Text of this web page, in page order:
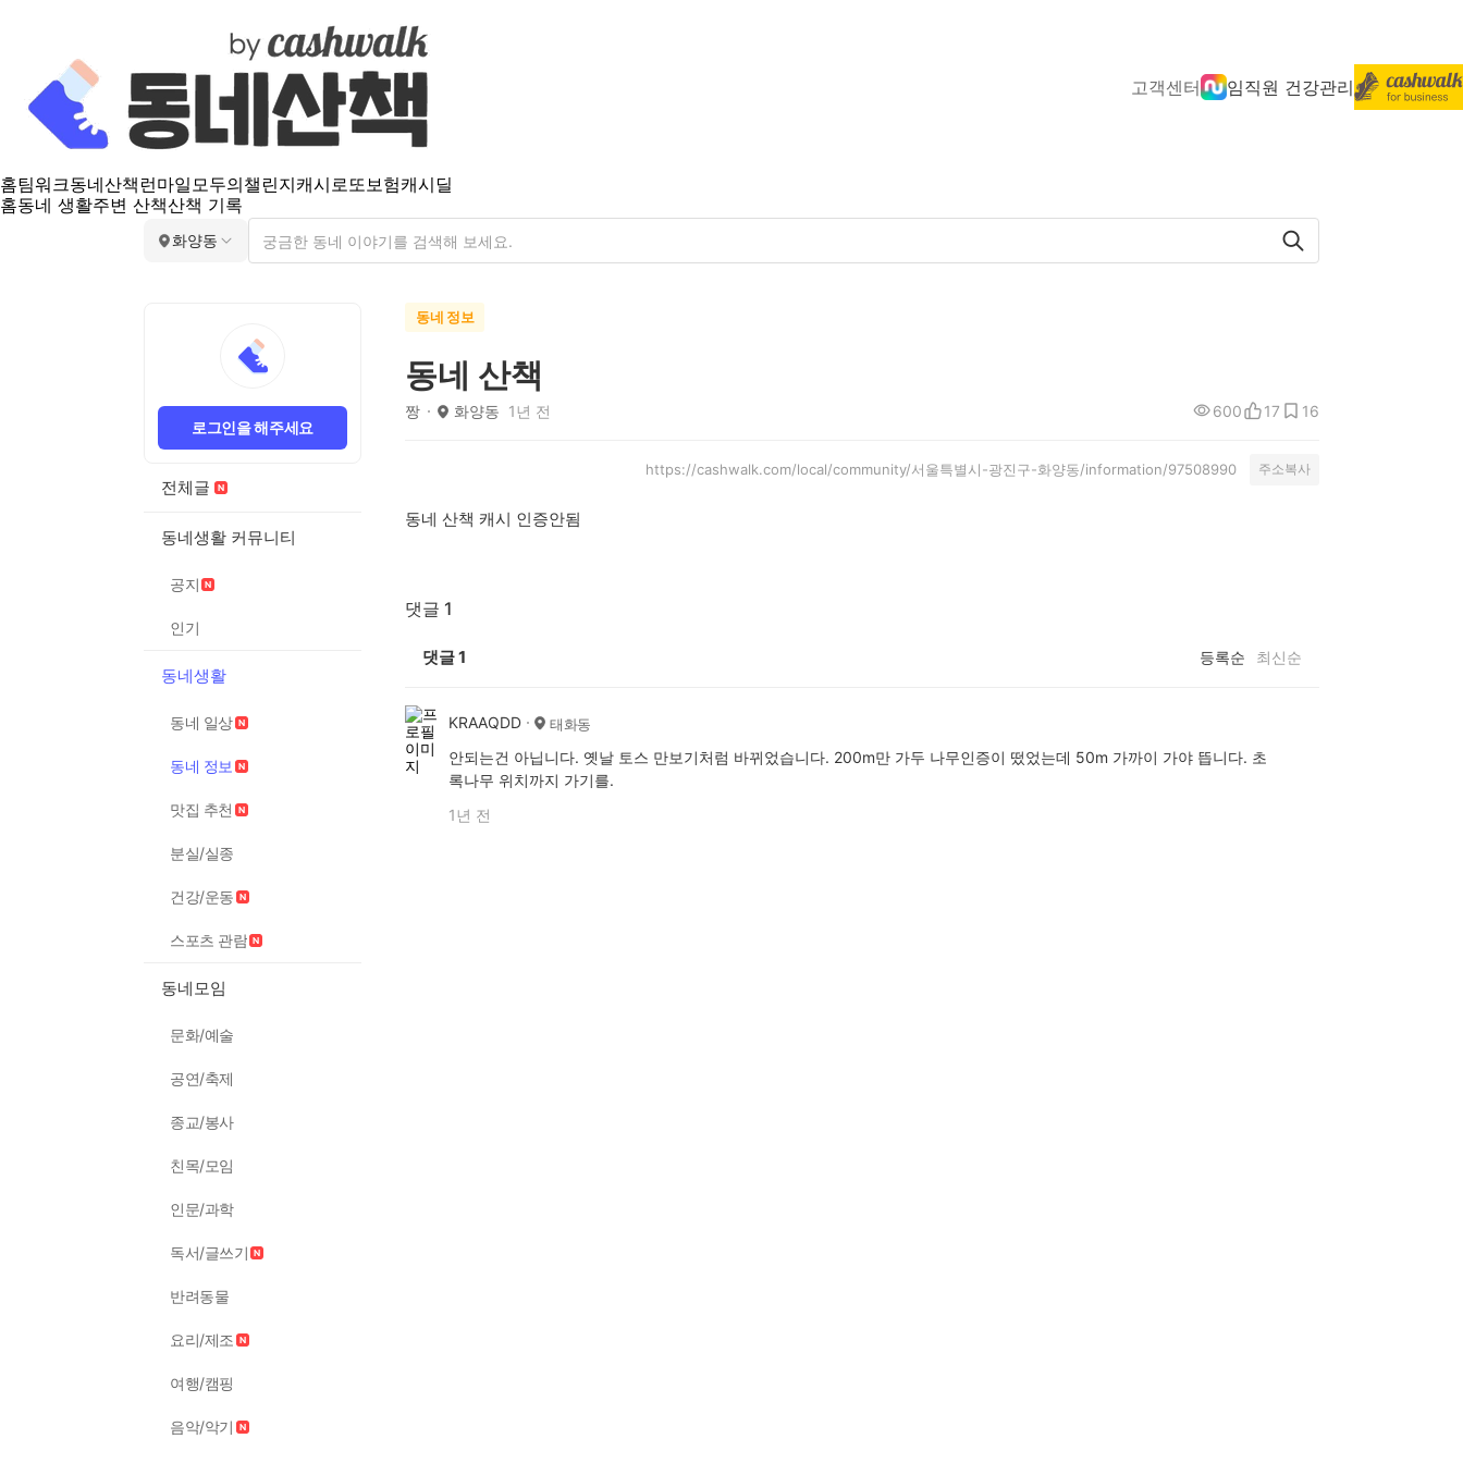
고객센터 임직원 건강관리
홈팀워크동네산책 런마일모두의챌린지캐시로또보험캐시딜
홈동네 생활주변 산책산책 기록
화양동
로그인을 해주세요
전체글
동네생활 커뮤니티
공지
인기
동네생활
동네 일상
동네 정보
맛집 추천
분실/실종
건강/운동
스포츠 관람
동네모임
문화/예술
공연/축제
종교/봉사
친목/모임
인문/과학
독서/글쓰기
반려동물
요리/제조
여행/캠핑
음악/악기
동네 정보
동네 산책
짱 화양동 1년 전 600 17 16
https://cashwalk.com/local/community/서울특별시-광진구-화양동/information/97508990 주소복사
동네 산책 캐시 인증안됨
댓글 1
댓글1 등록순 최신순
KRAAQDD 태화동
안되는건 아닙니다. 옛날 토스 만보기처럼 바뀌었습니다. 200m만 가두 나무인증이 떴었는데 50m 가까이 가야 뜹니다. 초
록나무 위치까지 가기를.
1년 전